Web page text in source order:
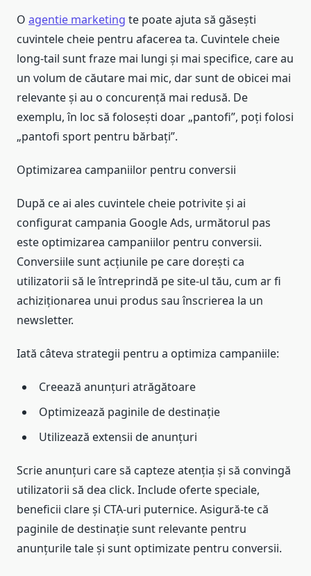
O agentie marketing te poate ajuta să găsești
cuvintele cheie pentru afacerea ta. Cuvintele cheie
long-tail sunt fraze mai lungi și mai specifice, care au
un volum de căutare mai mic, dar sunt de obicei mai
relevante și au o concurență mai redusă. De
exemplu, în loc să folosești doar „pantofi”, poți folosi
„pantofi sport pentru bărbați”.
Optimizarea campaniilor pentru conversii
După ce ai ales cuvintele cheie potrivite și ai
configurat campania Google Ads, următorul pas
este optimizarea campaniilor pentru conversii.
Conversiile sunt acțiunile pe care dorești ca
utilizatorii să le întreprindă pe site-ul tău, cum ar fi
achiziționarea unui produs sau înscrierea la un
newsletter.
Iată câteva strategii pentru a optimiza campaniile:
Creează anunțuri atrăgătoare
Optimizează paginile de destinație
Utilizează extensii de anunțuri
Scrie anunțuri care să capteze atenția și să convingă
utilizatorii să dea click. Include oferte speciale,
beneficii clare și CTA-uri puternice. Asigură-te că
paginile de destinație sunt relevante pentru
anunțurile tale și sunt optimizate pentru conversii.